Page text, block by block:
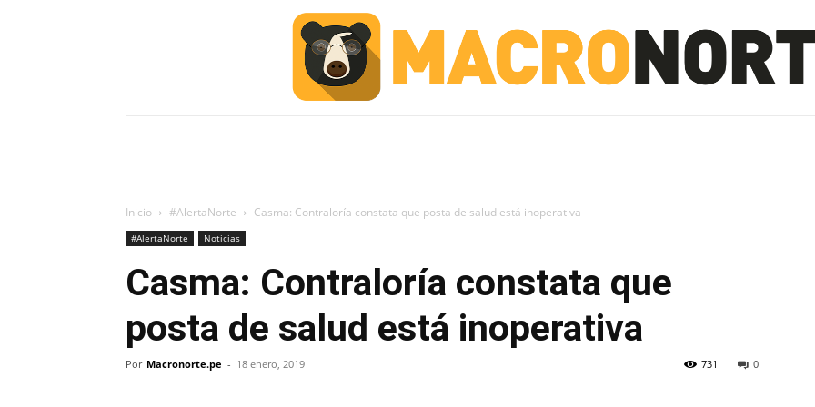
Inicio #AlertaNorte Casma: Contraloría constata que posta de salud está inoperativa
#AlertaNorte Noticias
Casma: Contraloría constata que
posta de salud está inoperativa
Por Macronorte.pe - 18 enero, 2019 0
731